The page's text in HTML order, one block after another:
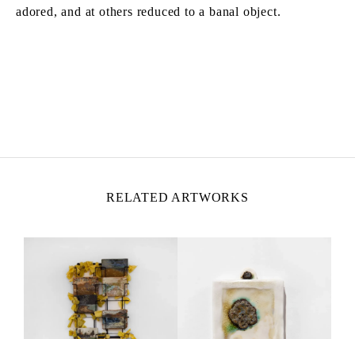
adored, and at others reduced to a banal object.
RELATED ARTWORKS